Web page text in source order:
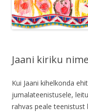
Jaani kiriku
Kui Jaani kihelkonda
jumalateenistusele,
rahvas peale teenistust